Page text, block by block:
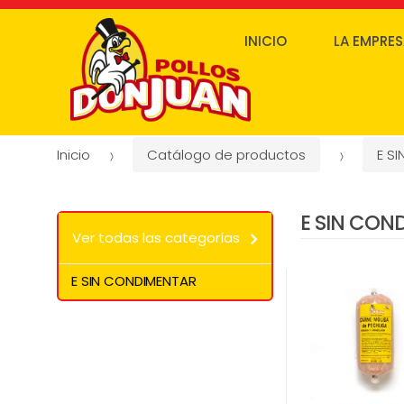
INICIO LA
Inicio Catálogo de productos E
E SIN
Ver todas las categorías
E SIN CONDIMENTAR